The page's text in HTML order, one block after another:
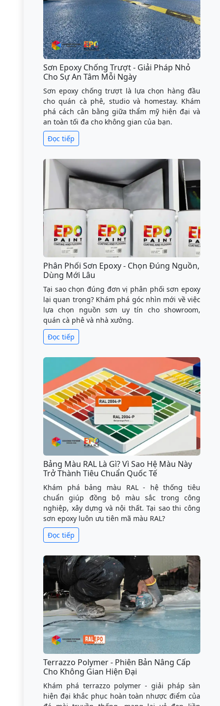
Sơn Epoxy Chống Trượt - Giải Pháp Nhỏ
Cho Sự An Tâm Mỗi Ngày
Sơn epoxy chống trượt là lựa chọn hàng đầu
cho quán cà phê, studio và homestay. Khám
phá cách cân bằng giữa thẩm mỹ hiện đại và
an toàn tối đa cho không gian của bạn.
Đọc tiếp
Phân Phối Sơn Epoxy - Chọn Đúng Nguồn,
Dùng Mới Lâu
Tại sao chọn đúng đơn vị phân phối sơn epoxy
lại quan trọng? Khám phá góc nhìn mới về việc
lựa chọn nguồn sơn uy tín cho showroom,
quán cà phê và nhà xưởng.
Đọc tiếp
Bảng Màu RAL Là Gì? Vì Sao Hệ Màu Này
Trở Thành Tiêu Chuẩn Quốc Tế
Khám phá bảng màu RAL - hệ thống tiêu
chuẩn giúp đồng bộ màu sắc trong công
nghiệp, xây dựng và nội thất. Tại sao thi công
sơn epoxy luôn ưu tiên mã màu RAL?
Đọc tiếp
Terrazzo Polymer - Phiên Bản Nâng Cấp
Cho Không Gian Hiện Đại
Khám phá terrazzo polymer - giải pháp sàn
hiện đại khắc phục hoàn toàn nhược điểm của